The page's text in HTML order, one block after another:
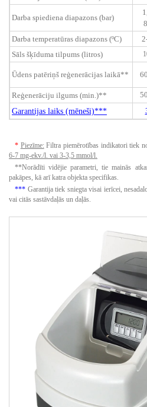
Darba spiediena diapazons (bar)
Darba temperatūras diapazons (ºC)
Sāls šķīduma tilpums (litros)
Ūdens patēriņš reģenerācijas laikā**
Reģenerāciju ilgums (min.)**
Garantijas laiks (mēneši)***
* Piezīme: Filtra piemērotības indikatori tiek
6-7 mg-ekv./l. vai 3-3,5 mmol/l.
**Norādīti vidējie parametri, tie mainās
pakāpes, kā arī katra objekta specifikas.
*** Garantija tiek sniegta visai ierīcei,
vai citās sastāvdaļās un daļās.